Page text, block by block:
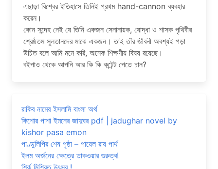
এছাড়া বিশ্বের ইতিহাসে তিনিই প্রথম hand-cannon ব্যবহার
করেন।
কোন সন্দেহ নেই যে তিনি একজন সেনানায়ক, যোদ্ধা ও শাসক পৃথিবীর
শ্রেষ্ঠতম সুলতানদের মাঝে একজন। তাই তাঁর জীবনী অবশ্যই পড়া
উচিত বলে আমি মনে করি, অনেক শিক্ষণীয় বিষয় রয়েছে।
বইপাও থেকে আপনি আর কি কি কন্টেন্ট পেতে চান?
রাকিব নামের ইসলামি বাংলা অর্থ
কিশোর পাশা ইমনের জাদুঘর pdf | jadughar novel by
kishor pasa emon
পাণ্ডুলিপির শেষ পৃষ্ঠা – পায়েল রায় পার্থ
ইলম অর্জনের ক্ষেত্রে তাকওয়ার গুরুত্ব!
শির্ক মিশ্রিত উৎসব !